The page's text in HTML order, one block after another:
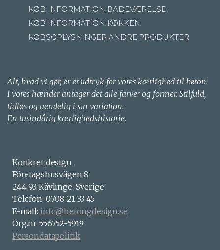
KØB INFORMATION BADEVÆRELSE
KØB INFORMATION KØKKEN
KØBSOPLYSNINGER ANDRE PRODUKTER
Alt, hvad vi gør, er et udtryk for vores kærlighed til beton.
I vores hænder antager det alle farver og former. Stilfuld,
tidløs og uendelig i sin variation.
En tusindårig kærlighedshistorie.
Konkret design
Företagshusvägen 8
244 93 Kävlinge, Sverige
Telefon: 0708-21 33 45
E-mail: info@betongdesign.se
Org.nr 556752-5919
Persondatapolitik